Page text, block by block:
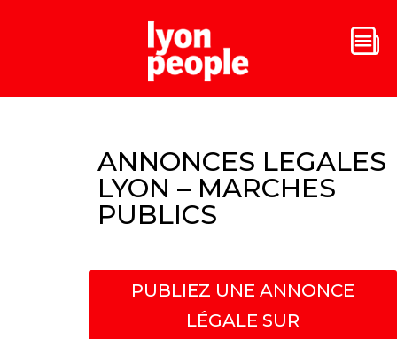
ANNONCES LEGALES
LYON – MARCHES
PUBLICS
PUBLIEZ UNE ANNONCE
LÉGALE SUR